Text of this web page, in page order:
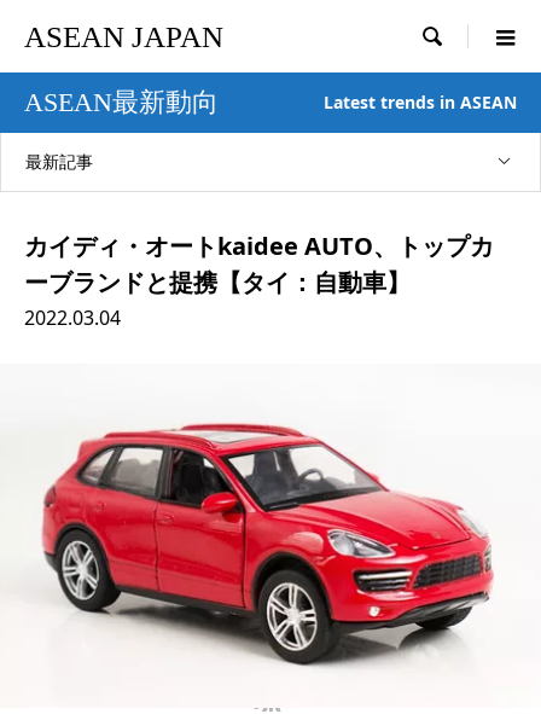
ASEAN JAPAN 
ASEAN最新動向 Latest trends in ASEAN
最新記事
カイディ・オートkaidee AUTO、トップカ
ーブランドと提携【タイ：自動車】
2022.03.04